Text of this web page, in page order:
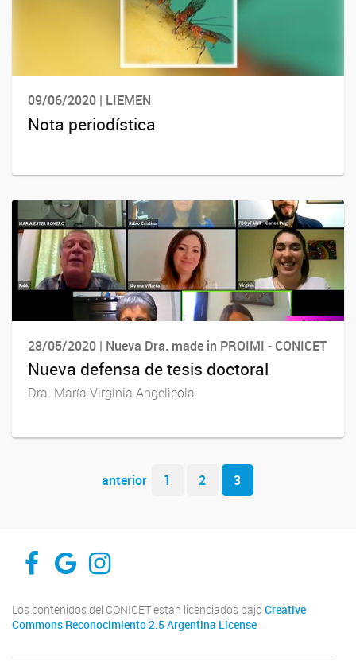
09/06/2020 | LIEMEN
Nota periodística
28/05/2020 | Nueva Dra. made in PROIMI - CONICET
Nueva defensa de tesis doctoral
Dra. María Virginia Angelicola
Navegador de artículos
anterior 1 2 3
PROIMI-FACEBOOK
PROIMI-RESEARCHAGATE
PROIMI-INSTAGRAM
Los contenidos del CONICET están licenciados bajo Creative
Commons Reconocimiento 2.5 Argentina License